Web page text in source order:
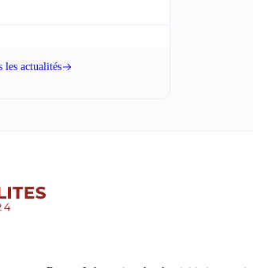
à Mende et vol de bus à
7 août 2026, un incendie
les actualités